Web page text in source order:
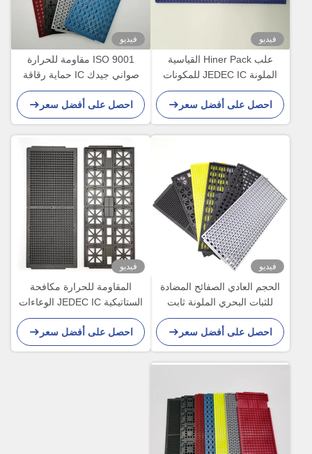
فيديو
علب Hiner Pack القياسية
الملونة JEDEC IC للمكونات
الدقيقة
احصل على أفضل سعر
فيديو
ISO 9001 مقاومة للحرارة
صواني جيدك IC حماية رقاقة
ESD PPE MPPO قياسي
احصل على أفضل سعر
فيديو
الحجم العادي الصفائح المضادة
للثبات البحري الملونة ثابت
الحرارة لمكون IC
احصل على أفضل سعر
فيديو
المقاومة للحرارة مكافحة
الستاتيكية JEDEC IC الوعاءات
المكونات الإلكترونية الوعاء
احصل على أفضل سعر